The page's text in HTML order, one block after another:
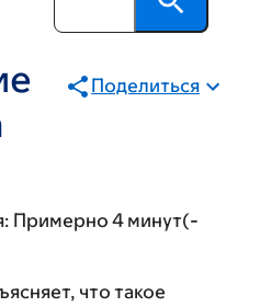
Поделиться
Примерно 4 минут(-
что такое